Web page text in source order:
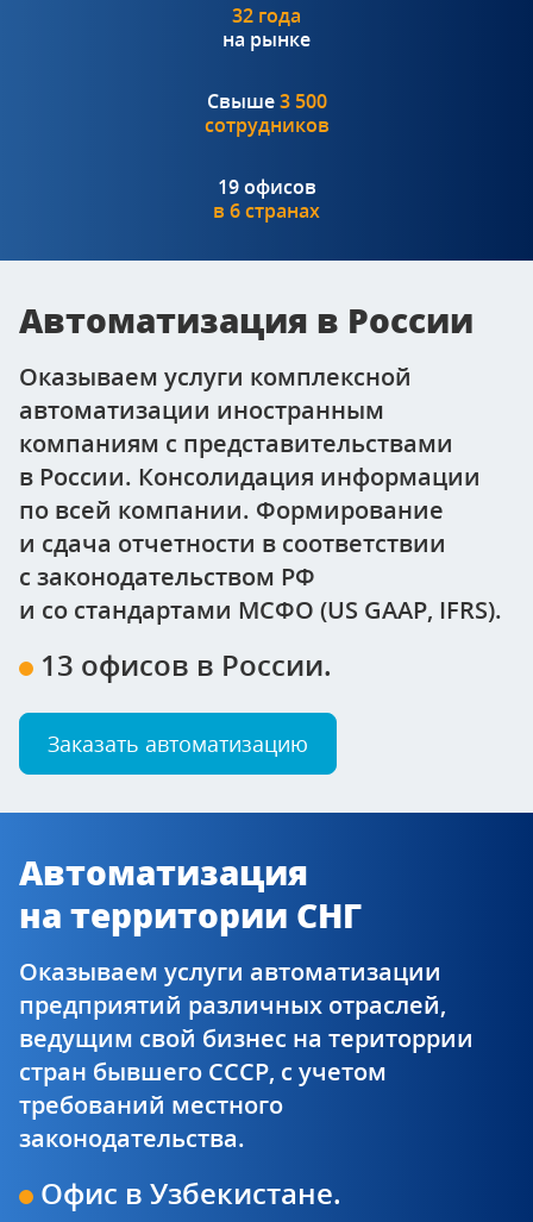
32 года
на рынке
Свыше3 500
сотрудников
19 офисов
в 6 странах
Автоматизация в России
Оказываем услуги комплексной
автоматизации иностранным
компаниям с представительствами
в России. Консолидация информации
по всей компании. Формирование
и сдача отчетности в соответствии
с законодательством РФ
и со стандартами МСФО (US GAAP, IFRS).
13 офисов в России.
Заказать автоматизацию
Автоматизация
на территории СНГ
Оказываем услуги автоматизации
предприятий различных отраслей,
ведущим свой бизнес на територрии
стран бывшего СССР, с учетом
требований местного
законодательства.
Офис в Узбекистане.